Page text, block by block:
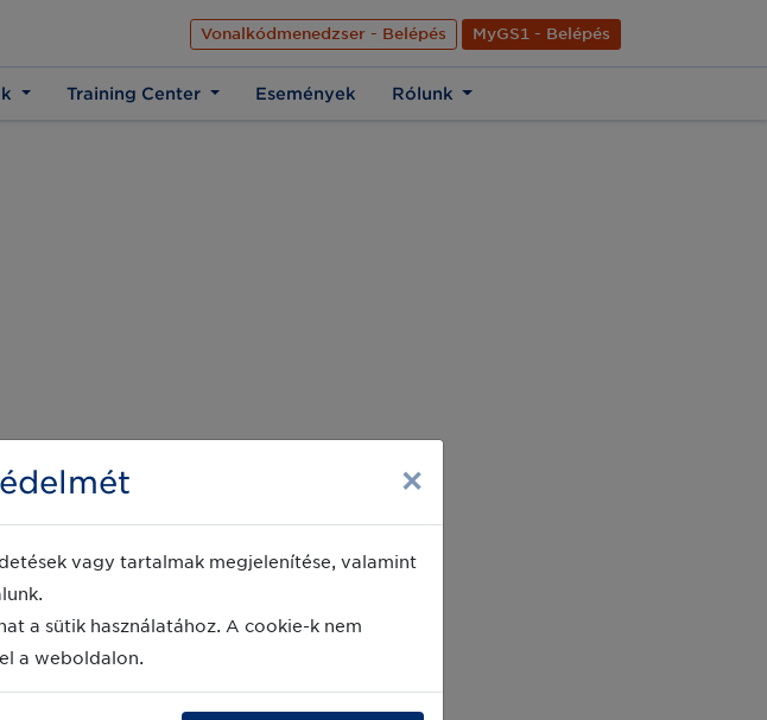
Az üzleti élet közös nyelve Hírek Kapcsolat Rólunk
EN
Vonalkódmenedzser - Belépés
MyGS1 - Belépés
Training Center Események Rólunk
×
vagy tartalmak megjelenítése, valamint
a sütik használatához. A cookie-k nem
a weboldalon.